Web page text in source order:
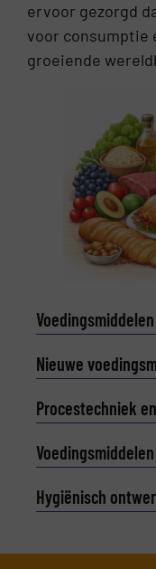
ervoor gezorgd
voor consumptie
groeiende
Nieuwe
Procestechniek
Hygiënisch